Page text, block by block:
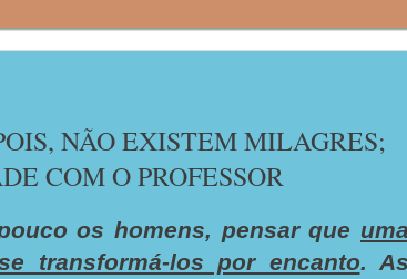
NÃO EXISTEM MILAGRES;
COM O PROFESSOR
os homens, pensar que uma
transformá-los por encanto. As